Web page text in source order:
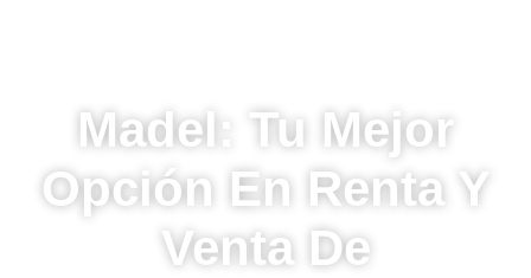
Madel: Tu Mejor
Opción En Renta Y
Venta De